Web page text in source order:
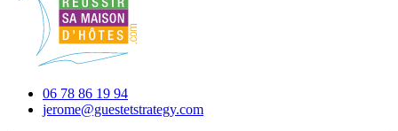
06 78 86 19 94
jerome@guestetstrategy.com